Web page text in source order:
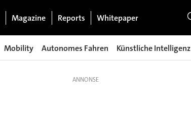
Magazine Reports Whitepaper
Mobility Autonomes Fahren Künstliche Intelligenz